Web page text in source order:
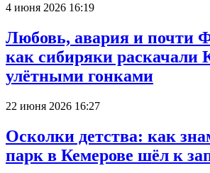
4 июня 2026 16:19
Любовь, авария и почти
как сибиряки раскачали
улётными гонками
22 июня 2026 16:27
Осколки детства: как
парк в Кемерове шёл к